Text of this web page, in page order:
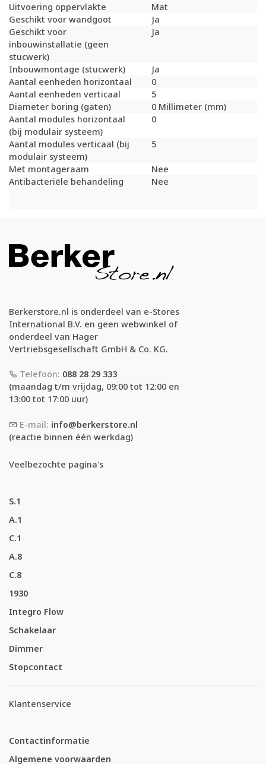
Uitvoering oppervlakte
Mat
Geschikt voor wandgoot
Ja
Geschikt voor
inbouwinstallatie (geen
stucwerk)
Ja
Inbouwmontage (stucwerk)
Ja
Aantal eenheden horizontaal
0
Aantal eenheden verticaal
5
Diameter boring (gaten)
0 Millimeter (mm)
Aantal modules horizontaal
(bij modulair systeem)
0
Aantal modules verticaal (bij
modulair systeem)
5
Met montageraam
Nee
Antibacteriële behandeling
Nee
Berkerstore.nl is onderdeel van e-Stores
International B.V. en geen webwinkel of
onderdeel van Hager
Vertriebsgesellschaft GmbH & Co. KG.
Telefoon: 088 28 29 333
(maandag t/m vrijdag, 09:00 tot 12:00 en
13:00 tot 17:00 uur)
E-mail: info@berkerstore.nl
(reactie binnen één werkdag)
Veelbezochte pagina's
S.1
A.1
C.1
A.8
C.8
1930
Integro Flow
Schakelaar
Dimmer
Stopcontact
Klantenservice
Contactinformatie
Algemene voorwaarden